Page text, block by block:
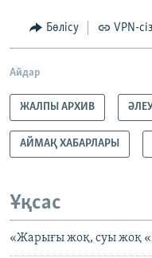
Бөлісу VPN-
Айдар
ЖАЛПЫ АРХИВ
АЙМАҚ ХАБАРЛАРЫ
Ұқсас
«Жарығы жоқ, суы жоқ